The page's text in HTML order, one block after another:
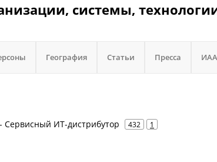
системы,
География Статьи Пресса ИАА
ИТ-дистрибутор 432 1